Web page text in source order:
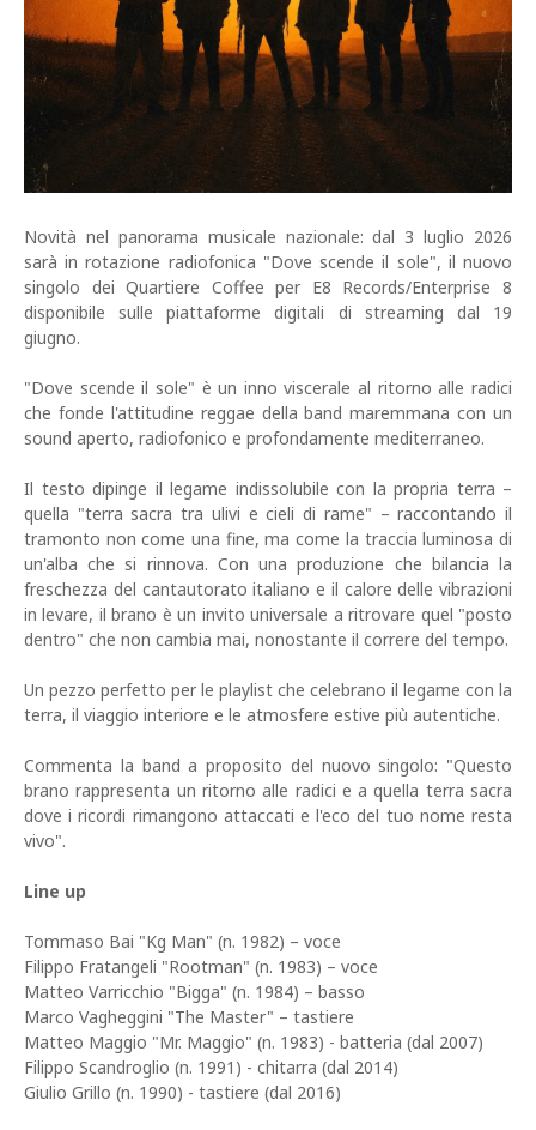
Novità nel panorama musicale nazionale: dal 3 luglio 2026
sarà in rotazione radiofonica "Dove scende il sole", il nuovo
singolo dei Quartiere Coffee per E8 Records/Enterprise 8
disponibile sulle piattaforme digitali di streaming dal 19
giugno.
"Dove scende il sole" è un inno viscerale al ritorno alle radici
che fonde l'attitudine reggae della band maremmana con un
sound aperto, radiofonico e profondamente mediterraneo.
Il testo dipinge il legame indissolubile con la propria terra –
quella "terra sacra tra ulivi e cieli di rame" – raccontando il
tramonto non come una fine, ma come la traccia luminosa di
un'alba che si rinnova. Con una produzione che bilancia la
freschezza del cantautorato italiano e il calore delle vibrazioni
in levare, il brano è un invito universale a ritrovare quel "posto
dentro" che non cambia mai, nonostante il correre del tempo.
Un pezzo perfetto per le playlist che celebrano il legame con la
terra, il viaggio interiore e le atmosfere estive più autentiche.
Commenta la band a proposito del nuovo singolo: "Questo
brano rappresenta un ritorno alle radici e a quella terra sacra
dove i ricordi rimangono attaccati e l'eco del tuo nome resta
vivo".
Line up
Tommaso Bai "Kg Man" (n. 1982) – voce
Filippo Fratangeli "Rootman" (n. 1983) – voce
Matteo Varricchio "Bigga" (n. 1984) – basso
Marco Vagheggini "The Master" – tastiere
Matteo Maggio "Mr. Maggio" (n. 1983) - batteria (dal 2007)
Filippo Scandroglio (n. 1991) - chitarra (dal 2014)
Giulio Grillo (n. 1990) - tastiere (dal 2016)